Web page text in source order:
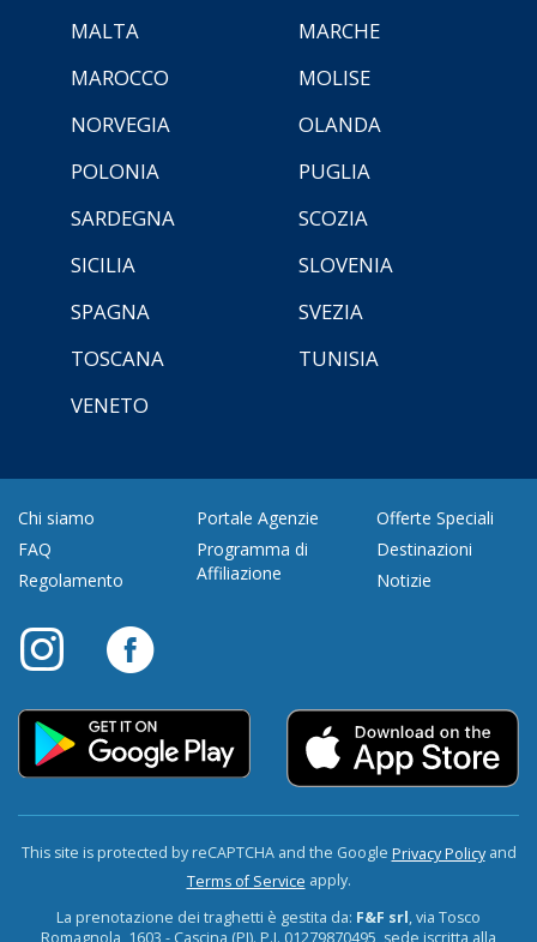
MALTA
MARCHE
MAROCCO
MOLISE
NORVEGIA
OLANDA
POLONIA
PUGLIA
SARDEGNA
SCOZIA
SICILIA
SLOVENIA
SPAGNA
SVEZIA
TOSCANA
TUNISIA
VENETO
Chi siamo
FAQ
Regolamento
Portale Agenzie
Programma di
Affiliazione
Offerte Speciali
Destinazioni
Notizie
This site is protected by reCAPTCHA and the Google Privacy Policyand
Terms of Service apply.
La prenotazione dei traghetti è gestita da: F&F srl, via Tosco